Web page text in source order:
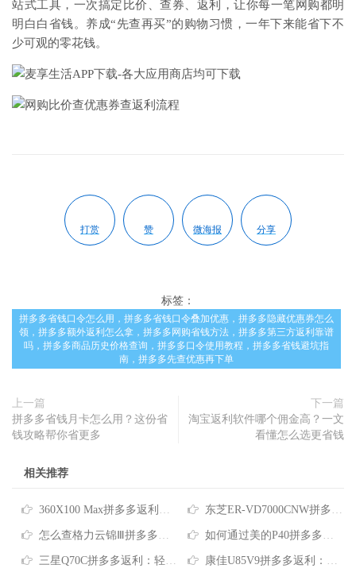
站式工具，一次搞定比价、查券、返利，让你每一笔网购都明
明白白省钱。养成“先查再买”的购物习惯，一年下来能省下不
少可观的零花钱。
打赏 赞 微海报 分享
标签：
拼多多省钱口令怎么用，拼多多省钱口令叠加优惠，拼多多隐藏优惠券怎么
领，拼多多额外返利怎么拿，拼多多网购省钱方法，拼多多第三方返利靠谱
吗，拼多多商品历史价格查询，拼多多口令使用教程，拼多多省钱避坑指
南，拼多多先查优惠再下单
上一篇
拼多多省钱月卡怎么用？这份省
钱攻略帮你省更多
下一篇
淘宝返利软件哪个佣金高？一文
看懂怎么选更省钱
相关推荐
360X100 Max拼多多返利：拼多多购物省钱实用指南 东芝ER-VD7000CNW拼多多返利：买微蒸烤一体机怎么更省钱
怎么查格力云锦Ⅲ拼多多返利？省心省钱攻略来了 如何通过美的P40拼多多返利轻松省下购物预算
三星Q70C拼多多返利：轻松找对方法省下上百元 康佳U85V9拼多多返利：怎么买最划算？省钱攻略请收好